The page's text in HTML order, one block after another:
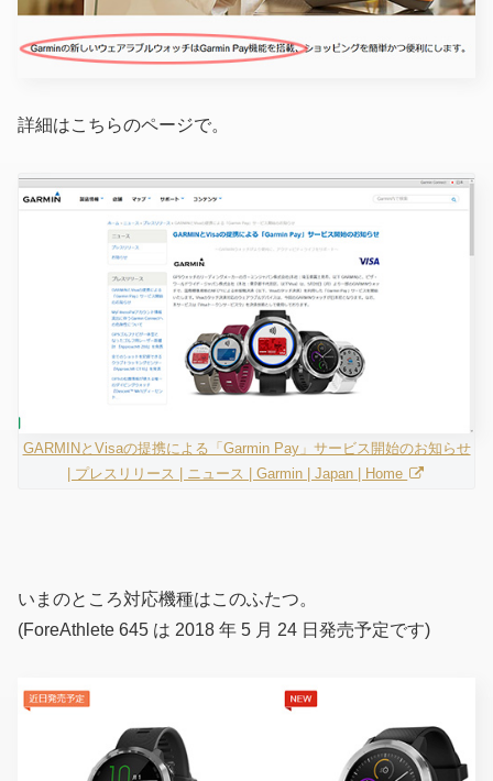
詳細はこちらのページで。
GARMINとVisaの提携による「Garmin Pay」サービス開始のお知らせ
| プレスリリース | ニュース | Garmin | Japan | Home
いまのところ対応機種はこのふたつ。
(ForeAthlete 645 は 2018 年 5 月 24 日発売予定です)